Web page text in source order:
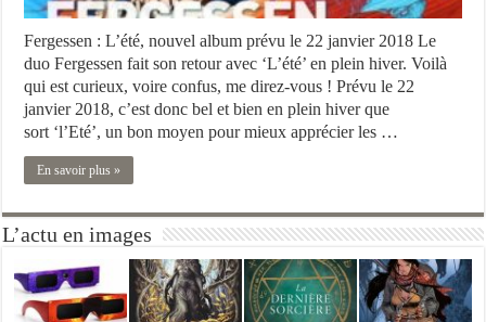
Fergessen : L’été, nouvel album prévu le 22 janvier 2018 Le
duo Fergessen fait son retour avec ‘L’été’ en plein hiver. Voilà
qui est curieux, voire confus, me direz-vous ! Prévu le 22
janvier 2018, c’est donc bel et bien en plein hiver que
sort ‘l’Eté’, un bon moyen pour mieux apprécier les …
En savoir plus »
L’actu en images